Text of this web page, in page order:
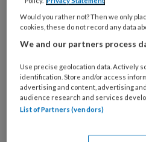
functie *
Bij
welke
organisatie
werk
je?
Untitled
Ontvang 2x per
KinderopvangTotaal
Ontvang iedere
Would you rather not? Then we only
cookies, these do not record any data
We and our partners process
Use precise geolocation data. Actively
identification. Store and/or access
advertising and content, advertising
audience research and services
List of Partners (vendors)